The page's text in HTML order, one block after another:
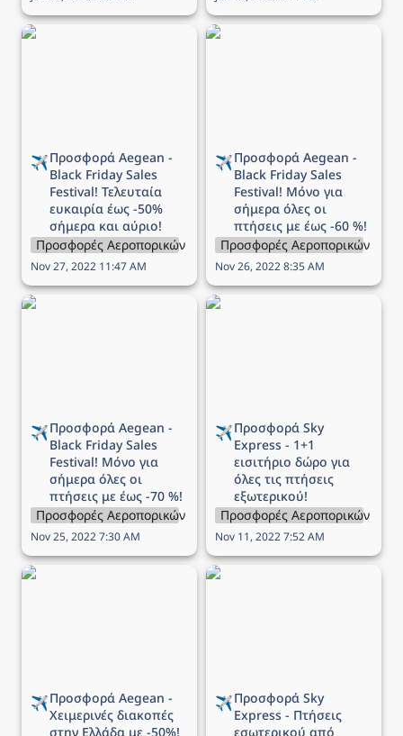
Προσφορά Aegean -
✈️
Black Friday Sales
Festival! Τελευταία
ευκαιρία έως -50%
σήμερα και αύριο!
Προσφορές Αεροπορικών Εταιρειών
Nov 27, 2022 11:47 AM
Προσφορά Aegean -
✈️
Black Friday Sales
Festival! Μόνο για
σήμερα όλες οι
πτήσεις με έως -60 %!
Προσφορές Αεροπορικών
Nov 26, 2022 8:35 AM
Προσφορά Aegean -
✈️
Black Friday Sales
Festival! Μόνο για
σήμερα όλες οι
πτήσεις με έως -70 %!
Προσφορές Αεροπορικών Εταιρειών
Nov 25, 2022 7:30 AM
Προσφορά Sky Express -
✈️Προσφορά Sky
Express - 1+1
εισιτήριο δώρο για
όλες τις πτήσεις
εξωτερικού!
Προσφορές Αεροπορικών
Nov 11, 2022 7:52 AM
Προσφορά Aegean -
✈️
Χειμερινές διακοπές
στην Ελλάδα με -50%!
Προσφορά Sky Express -
✈️Προσφορά Sky
Express - Πτήσεις
εσωτερικού από